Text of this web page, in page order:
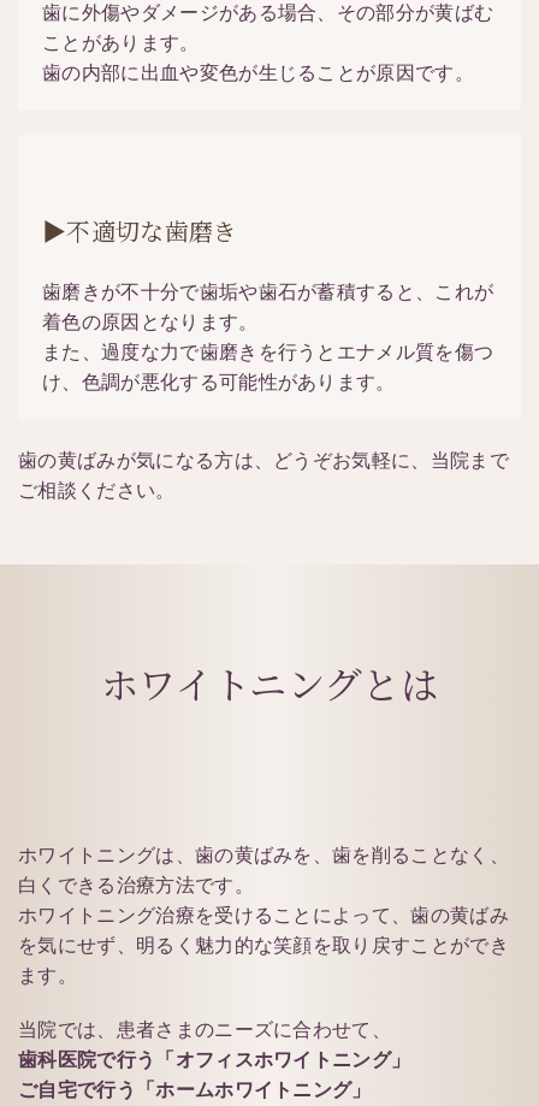
歯に外傷やダメージがある場合、その部分が黄ばむ
ことがあります。
歯の内部に出血や変色が生じることが原因です。
▶不適切な歯磨き
歯磨きが不十分で歯垢や歯石が蓄積すると、これが
着色の原因となります。
また、過度な力で歯磨きを行うとエナメル質を傷つ
け、色調が悪化する可能性があります。
歯の黄ばみが気になる方は、どうぞお気軽に、当院まで
ご相談ください。
ホワイトニングとは
ホワイトニングは、歯の黄ばみを、歯を削ることなく、
白くできる治療方法です。
ホワイトニング治療を受けることによって、歯の黄ばみ
を気にせず、明るく魅力的な笑顔を取り戻すことができ
ます。
当院では、患者さまのニーズに合わせて、
歯科医院で行う「オフィスホワイトニング」
ご自宅で行う「ホームホワイトニング」